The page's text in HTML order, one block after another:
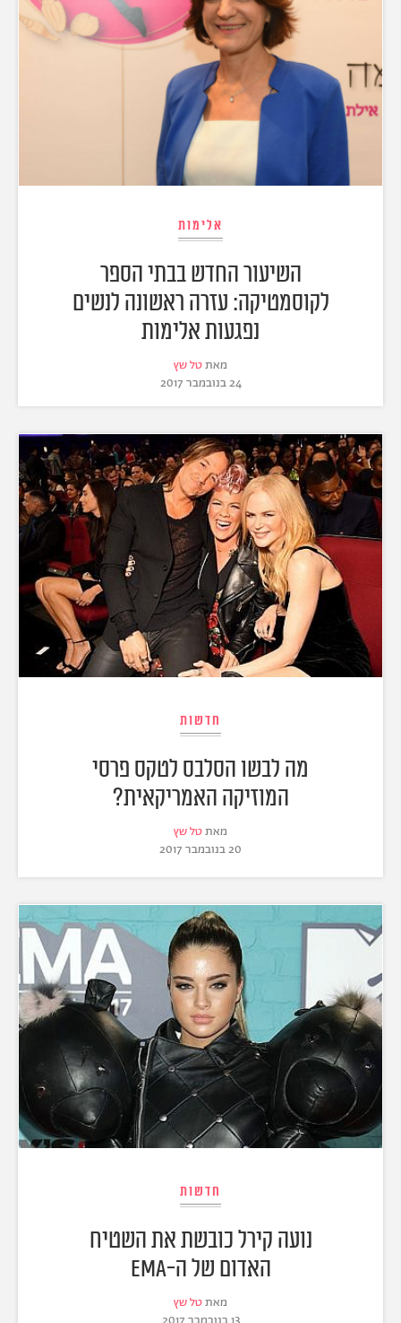
אלימות
השיעור החדש בבתי הספר
לקוסמטיקה: עזרה ראשונה לנשים
נפגעות אלימות
מאתטל שץ
24 בנובמבר 2017
חדשות
מה לבשו הסלבס לטקס פרסי
המוזיקה האמריקאית?
מאתטל שץ
20 בנובמבר 2017
חדשות
נועה קירל כובשת את השטיח
האדום של ה-EMA
מאתטל שץ